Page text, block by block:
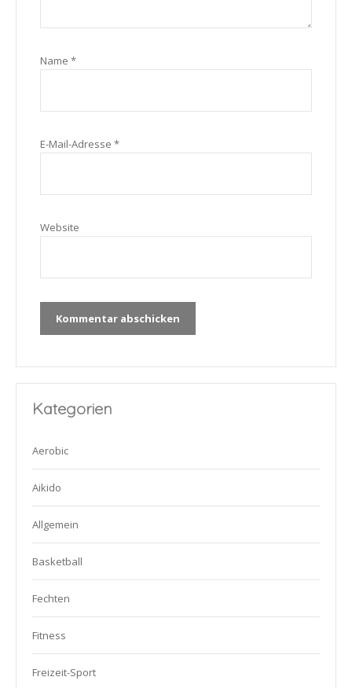
Name *
E-Mail-Adresse *
Website
Kategorien
Aerobic
Aikido
Allgemein
Basketball
Fechten
Fitness
Freizeit-Sport